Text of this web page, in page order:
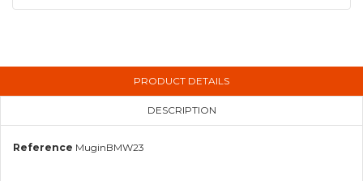
PRODUCT DETAILS
DESCRIPTION
Reference MuginBMW23